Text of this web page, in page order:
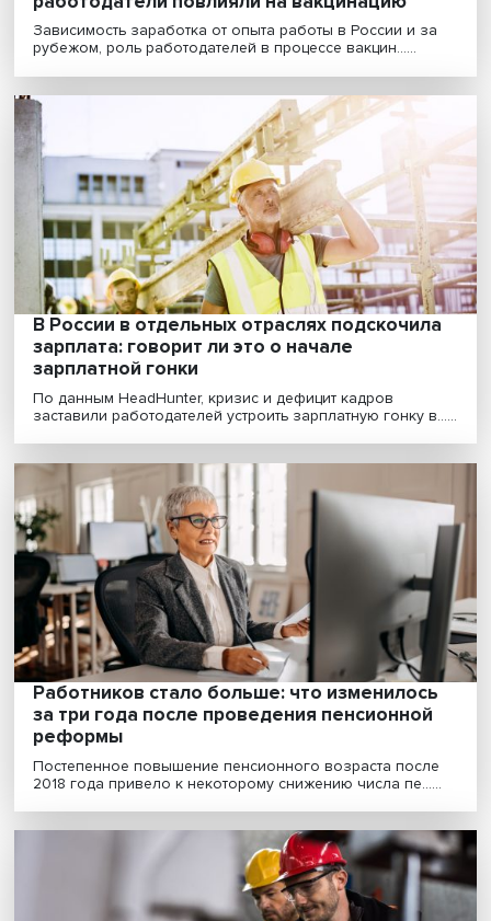
«Нужен не просто инженер»: Владимир
Гимпельсон — о том, какие навыки ищет
работодатель на рынке труда
Современный рынок труда предъявляет спрос не
на профессиональные компетенции, но и на так ......
Своя специфика: когда россияне
зарабатывают больше всего и как
работодатели повлияли на вакцинацию
Зависимость заработка от опыта работы в России и
рубежом, роль работодателей в процессе вакцин......